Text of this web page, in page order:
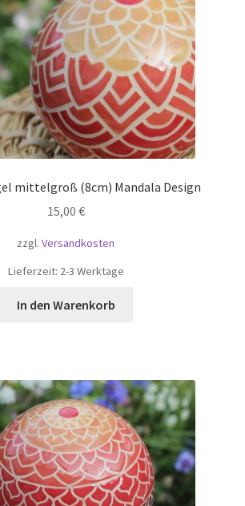
mittelgroß (8cm) Mandala Design
15,00 €
zzgl. Versandkosten
Lieferzeit: 2-3 Werktage
In den Warenkorb